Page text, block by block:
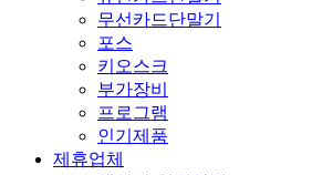
무선카드단말기
포스
키오스크
부가장비
프로그램
인기제품
제휴업체